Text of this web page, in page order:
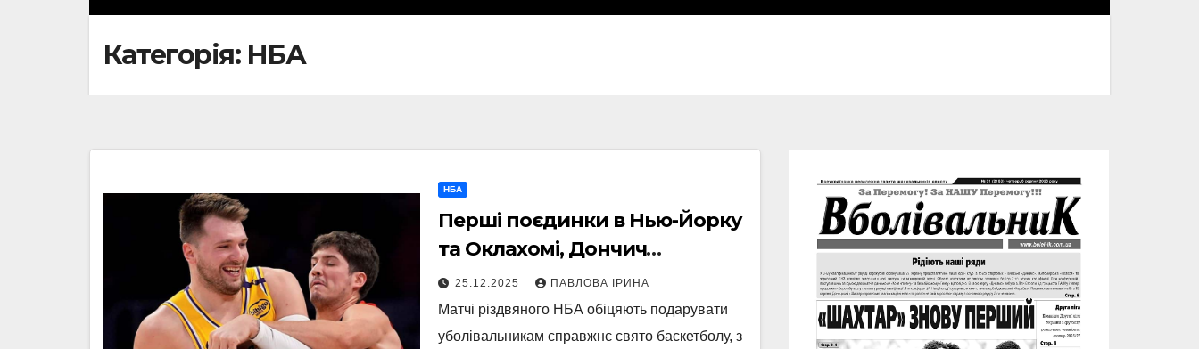
Категорія: НБА
НБА
Перші поєдинки в Нью-Йорку
та Оклахомі, Дончич
відновлює гру проти
“Х’юстона”: анонс різдвяних
матчів НБА
25.12.2025 ПАВЛОВА ІРИНА
Матчі різдвяного НБА обіцяють подарувати
уболівальникам справжнє свято баскетболу, з